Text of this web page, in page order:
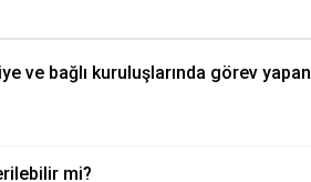
ve bağlı kuruluşlarında görev yapan
mi?